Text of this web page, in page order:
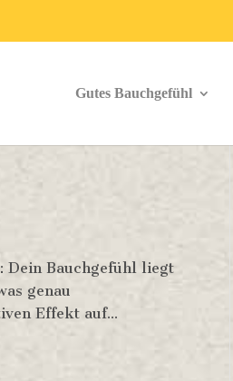
Gutes Bauchgefühl
Dein Bauchgefühl liegt
genau
Effekt auf...